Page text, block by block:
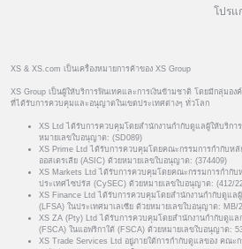
โปรแ
XS & XS.com เป็นเครื่องหมายการค้าของ XS Group
XS Group เป็นผู้ให้บริการฟินเทคและการเงินข้ามชาติ โดยมีกลุ่มอง
ที่ได้รับการควบคุมและอนุญาตในเขตประเทศต่างๆ ทั่วโลก
XS Ltd ได้รับการควบคุมโดยสำนักงานกำกับดูแลผู้ให้บริการ
หมายเลขใบอนุญาต: (SD089)
XS Prime Ltd ได้รับการควบคุมโดยคณะกรรมการกำกับหลั
ออสเตรเลีย (ASIC) ด้วยหมายเลขใบอนุญาต: (374409)
XS Markets Ltd ได้รับการควบคุมโดยคณะกรรมการกำกั
ประเทศไซปรัส (CySEC) ด้วยหมายเลขใบอนุญาต: (412/
XS Finance Ltd ได้รับการควบคุมโดยสำนักงานกำกับดูแลผู้
(LFSA) ในประเทศมาเลเซีย ด้วยหมายเลขใบอนุญาต: MB/
XS ZA (Pty) Ltd ได้รับการควบคุมโดยสำนักงานกำกับดูแล
(FSCA) ในแอฟริกาใต้ (FSCA) ด้วยหมายเลขใบอนุญาต:
XS Trade Services Ltd อยู่ภายใต้การกำกับดูแลของ คณะก